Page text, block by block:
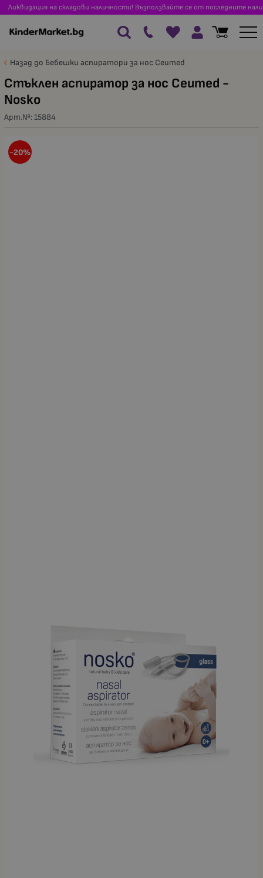
Ликвидация на складови наличности! Възползвайте се от последните
Назад до Бебешки аспиратори за нос Ceumed
Стъклен аспиратор за нос Ceumed -
Nosko
Арт.№:15884
-20%